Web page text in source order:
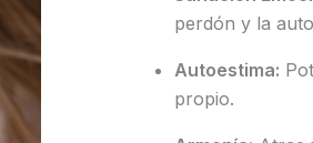
perdón y la
Autoestima:
propio.